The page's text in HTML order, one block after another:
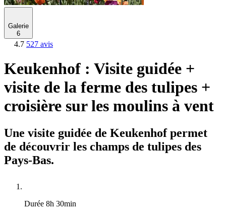
Galerie
6
4.7 527 avis
Keukenhof : Visite guidée +
visite de la ferme des tulipes +
croisière sur les moulins à vent
Une visite guidée de Keukenhof permet
de découvrir les champs de tulipes des
Pays-Bas.
Durée 8h 30min